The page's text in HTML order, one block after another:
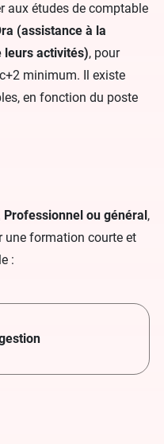
aux études de comptable
(assistance à la
leurs activités), pour
minimum. Il existe
en fonction du poste
Professionnel ou général,
une formation courte et
: